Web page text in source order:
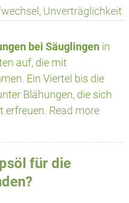
, Unverträglichkeit
bei Säuglingenin
auf, die mit
Ein Viertel bis die
Blähungen, die sich
erfreuen. Read more
für die